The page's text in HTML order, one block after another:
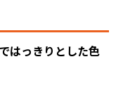
はっきりとした色